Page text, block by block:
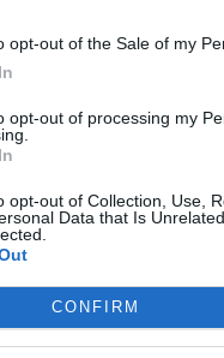
opt-out of the Sale of my
opt-out of processing my
opt-out of Collection, Use,
Data that Is
CONFIRM
que registran
Coruña, Málaga,
ocupaciones de
de ocupación más
y Andalucía (65%),
y